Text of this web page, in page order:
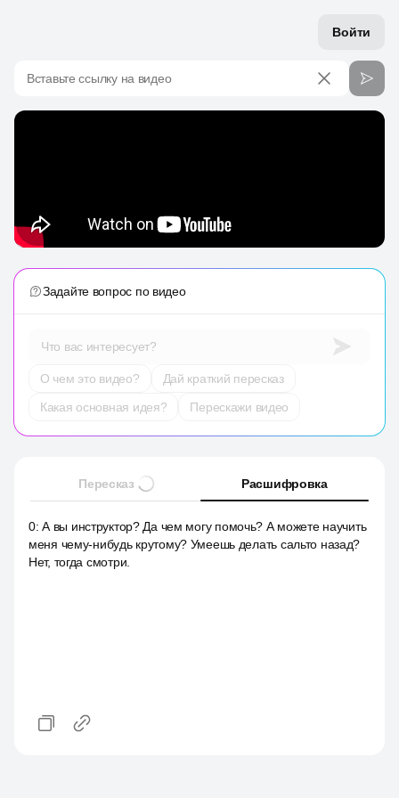
Войти
Вставьте ссылку на видео
Задайте вопрос по видео
Что вас интересует?
О чем это видео?
Дай краткий пересказ
Какая основная идея?
Перескажи видео
Пересказ Расшифровка
0:А вы инструктор? Да чем могу помочь? А можете научить
меня чему-нибудь крутому? Умеешь делать сальто назад?
Нет, тогда смотри.